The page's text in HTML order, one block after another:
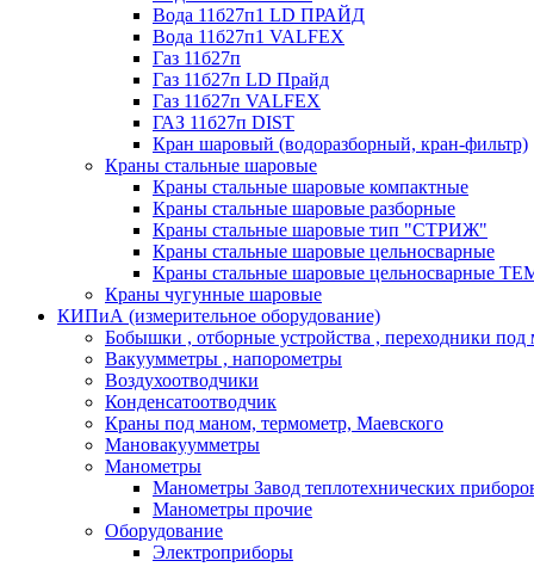
Вода 11б27п1 LD ПРАЙД
Вода 11б27п1 VALFEX
Газ 11б27п
Газ 11б27п LD Прайд
Газ 11б27п VALFEX
ГАЗ 11б27п DIST
Кран шаровый (водоразборный, кран-фильтр)
Краны стальные шаровые
Краны стальные шаровые компактные
Краны стальные шаровые разборные
Краны стальные шаровые тип "СТРИЖ"
Краны стальные шаровые цельносварные
Краны стальные шаровые цельносварные
Краны чугунные шаровые
КИПиА (измерительное оборудование)
Бобышки , отборные устройства , переходники под
Вакуумметры , напорометры
Воздухоотводчики
Конденсатоотводчик
Краны под маном, термометр, Маевского
Мановакуумметры
Манометры
Манометры Завод теплотехнических
Манометры прочие
Оборудование
Электроприборы